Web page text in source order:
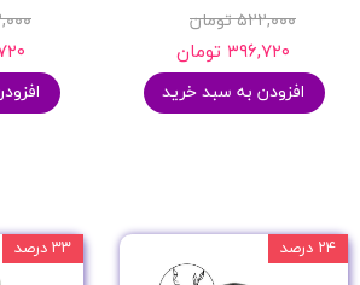
۵۲۲,۰۰۰ تومان
۳۹۶,۷۲۰ تومان
افزودن به سبد خرید
۲۴ درصد ۳۳ درصد